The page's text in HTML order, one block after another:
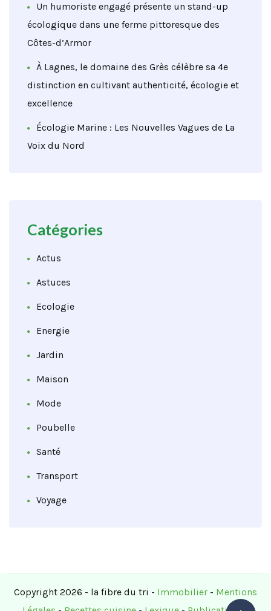
Un humoriste engagé présente un stand-up
écologique dans une ferme pittoresque des
Côtes-d’Armor
À Lagnes, le domaine des Grès célèbre sa 4e
distinction en cultivant authenticité, écologie et
excellence
Écologie Marine : Les Nouvelles Vagues de La
Voix du Nord
Catégories
Actus
Astuces
Ecologie
Energie
Jardin
Maison
Mode
Poubelle
Santé
Transport
Voyage
Copyright 2026 - la fibre du tri - Immobilier - Mentions